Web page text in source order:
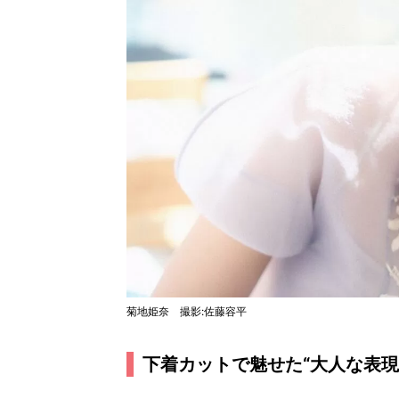
菊地姫奈 撮影:佐藤容平
下着カットで魅せた“大人な表